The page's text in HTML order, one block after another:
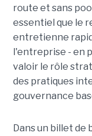
route et sans
essentiel que le
entretienne
l'entreprise - en
valoir le rôle
des pratiques
gouvernance
Dans un billet de